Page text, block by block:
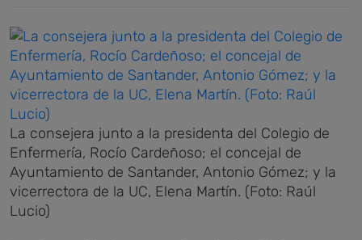
La consejera junto a la presidenta del Colegio de
Enfermería, Rocío Cardeñoso; el concejal de
Ayuntamiento de Santander, Antonio Gómez; y la
vicerrectora de la UC, Elena Martín. (Foto: Raúl
Lucio)